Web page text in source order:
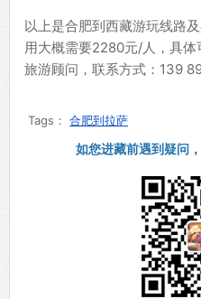
以上是合肥到西藏游玩线路
用大概需要2280元/人，具体
旅游顾问，联系方式：139
Tags： 合肥到拉萨
如您进藏前遇到疑问